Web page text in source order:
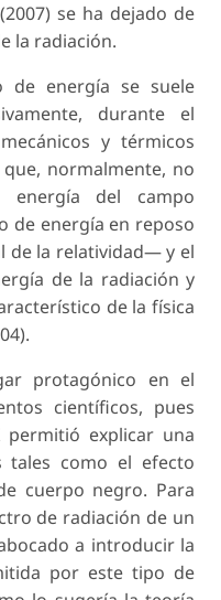
se ha dejado de
la radiación.
de energía se suele
durante el
y térmicos
que, normalmente, no
del campo
de energía en reposo
de la relatividad— y el
de la radiación y
de la física
protagónico en el
científicos, pues
permitió explicar una
tales como el efecto
cuerpo negro. Para
de radiación de un
a introducir la
por este tipo de